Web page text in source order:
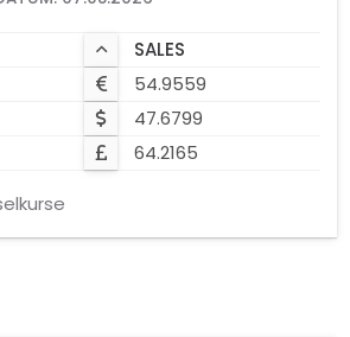
SALES
54.9559
47.6799
64.2165